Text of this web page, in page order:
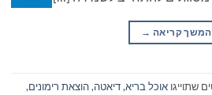
המשך קריאה →
שתוייגו אוכל בריא,דיאטה,הוצאת רימונים,